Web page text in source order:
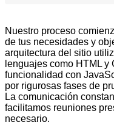
Nuestro proceso
de tus necesidades y
arquitectura del sitio
lenguajes como HTML y
funcionalidad con
por rigurosas fases de
La comunicación
facilitamos reuniones
necesario.